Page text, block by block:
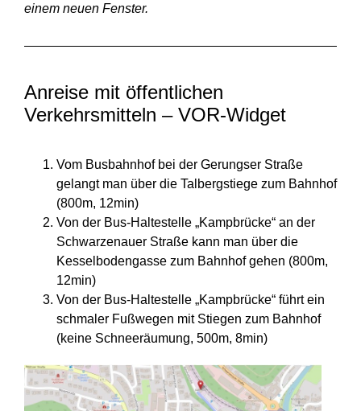
einem neuen Fenster.
Anreise mit öffentlichen
Verkehrsmitteln – VOR-Widget
Vom Busbahnhof bei der Gerungser Straße
gelangt man über die Talbergstiege zum Bahnhof
(800m, 12min)
Von der Bus-Haltestelle „Kampbrücke“ an der
Schwarzenauer Straße kann man über die
Kesselbodengasse zum Bahnhof gehen (800m,
12min)
Von der Bus-Haltestelle „Kampbrücke“ führt ein
schmaler Fußwegen mit Stiegen zum Bahnhof
(keine Schneeräumung, 500m, 8min)